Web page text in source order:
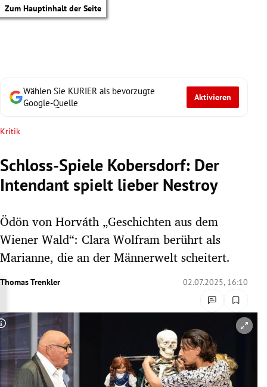
Zum Hauptinhalt der Seite
Untermenü
Untermenü
Untermenü
Untermenü
Wählen Sie KURIER als bevorzugte
Google-Quelle
Aktivieren
Kritik
Schloss-Spiele Kobersdorf: Der
Intendant spielt lieber Nestroy
Ödön von Horváth „Geschichten aus dem
Wiener Wald“: Clara Wolfram berührt als
Marianne, die an der Männerwelt scheitert.
Thomas Trenkler 02.07.2025, 16:10
Copyright-Hinweis öffnen/schließen